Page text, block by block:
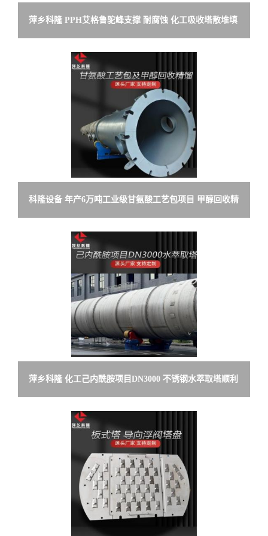
萍乡科隆 PPH艾格鲁驼峰支撑 耐腐蚀 化工吸收塔散堆填
料支承板
科隆设备 年产6万吨工业级甘氨酸工艺包项目 甲醇回收精
馏工段设计
萍乡科隆 化工己内酰胺项目DN3000 不锈钢水萃取塔顺利
交付